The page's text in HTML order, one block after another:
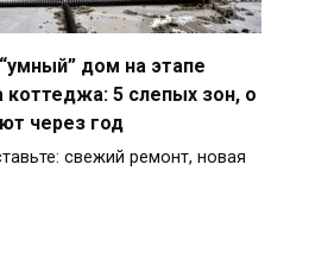
дом на этапе
коттеджа: 5 слепых зон, о
через год
свежий ремонт, новая